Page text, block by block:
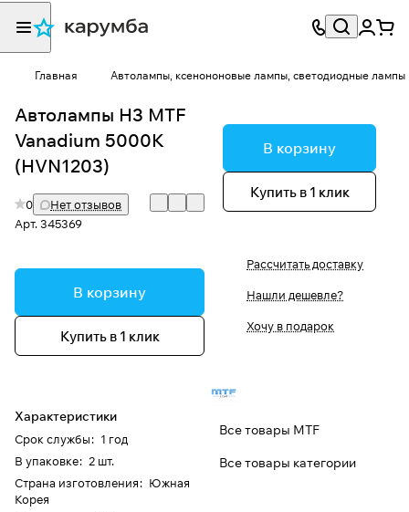
Главная Автолампы, ксенононовые лампы, светодиодные лампы
Автолампы Н3 MTF
Vanadium 5000K
(HVN1203)
0
Нет отзывов
Арт.345369
В корзину
Купить в 1 клик
Характеристики
Срок службы: 1 год
В упаковке: 2 шт.
Страна изготовления: Южная
Корея
В корзину
Купить в 1 клик
Рассчитать доставку
Нашли дешевле?
Хочу в подарок
Все товары MTF
Все товары категории